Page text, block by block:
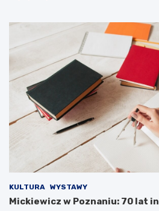
KULTURA WYSTAWY
Mickiewicz w Poznaniu: 70 lat